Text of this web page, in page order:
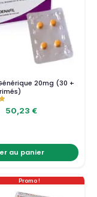
20mg (30 +
50,23 €
au panier
Promo !